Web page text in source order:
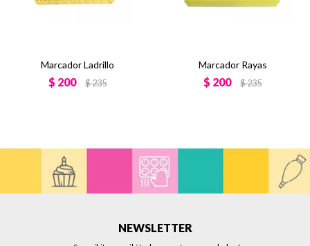
Marcador Ladrillo
$ 200 $235
Marcador Rayas
$ 200 $235
NEWSLETTER